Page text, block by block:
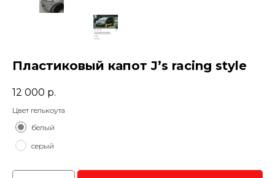
Пластиковый капот J’s racing style
12 000 р.
Цвет гелькоута
белый
серый